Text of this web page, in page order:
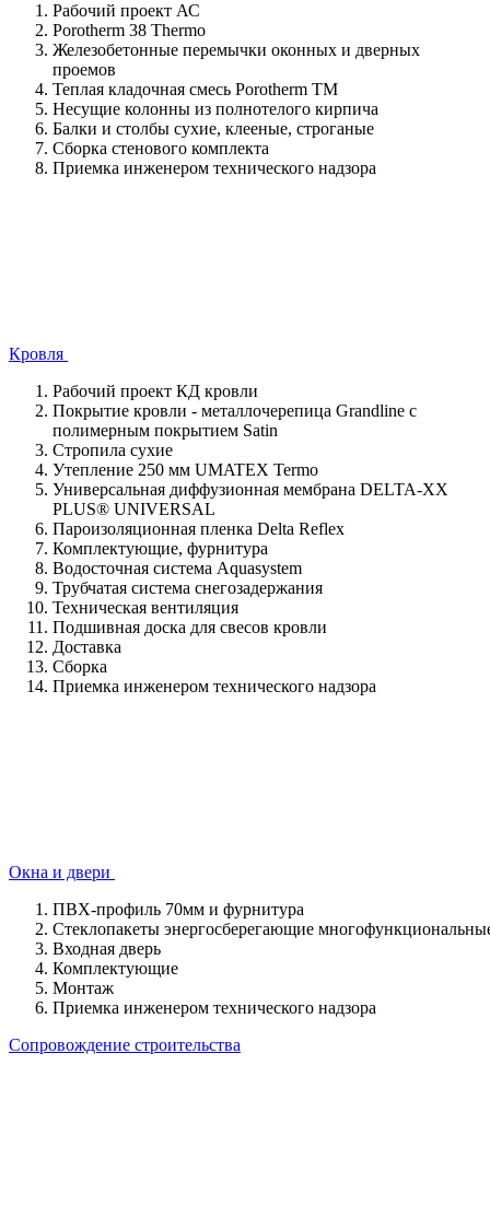
Рабочий проект АС
Porotherm 38 Thermo
Железобетонные перемычки оконных и дверных
проемов
Теплая кладочная смесь Porotherm TM
Несущие колонны из полнотелого кирпича
Балки и столбы сухие, клееные, строганые
Сборка стенового комплекта
Приемка инженером технического надзора
Кровля
Рабочий проект КД кровли
Покрытие кровли - металлочерепица Grandline с
полимерным покрытием Satin
Стропила сухие
Утепление 250 мм UMATEX Termo
Универсальная диффузионная мембрана DELTA-XX
PLUS® UNIVERSAL
Пароизоляционная пленка Delta Reflex
Комплектующие, фурнитура
Водосточная система Aquasystem
Трубчатая система снегозадержания
Техническая вентиляция
Подшивная доска для свесов кровли
Доставка
Сборка
Приемка инженером технического надзора
Окна и двери
ПВХ-профиль 70мм и фурнитура
Стеклопакеты энергосберегающие
Входная дверь
Комплектующие
Монтаж
Приемка инженером технического надзора
Сопровождение строительства